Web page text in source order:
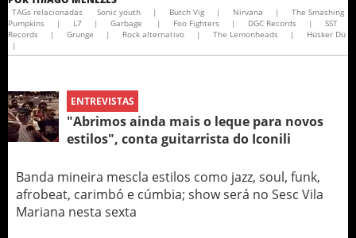
TAGs relacionadas Sonic youth | Butch Vig | Nirvana |
The Smashing
Pumpkins
| L7 | Garbage | Foo Fighters | DGC Records |
SST
Records
| Grunge | Rock alternativo | The Lemonheads |
Hüsker Dü
|
ENTREVISTAS
"Abrimos ainda mais o leque para novos
estilos", conta guitarrista do Iconili
Banda mineira mescla estilos como jazz, soul, funk,
afrobeat, carimbó e cúmbia; show será no Sesc Vila
Mariana nesta sexta